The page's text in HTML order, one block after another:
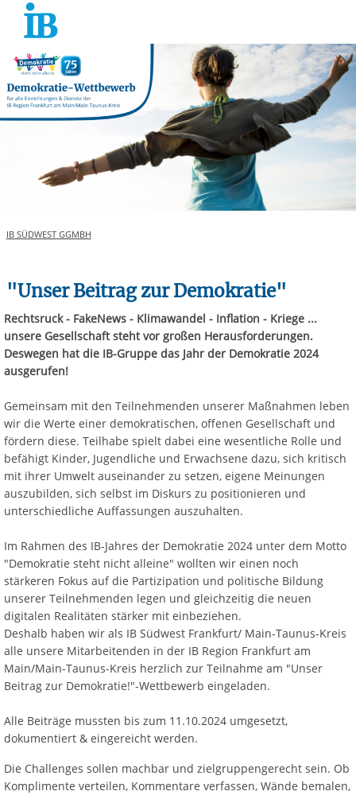
Springe zum Inhalt
IB SÜDWEST GGMBH
"Unser Beitrag zur Demokratie"
Rechtsruck - FakeNews - Klimawandel - Inflation - Kriege ...
unsere Gesellschaft steht vor großen Herausforderungen.
Deswegen hat die IB-Gruppe das Jahr der Demokratie 2024
ausgerufen!
Gemeinsam mit den Teilnehmenden unserer Maßnahmen leben
wir die Werte einer demokratischen, offenen Gesellschaft und
fördern diese. Teilhabe spielt dabei eine wesentliche Rolle und
befähigt Kinder, Jugendliche und Erwachsene dazu, sich kritisch
mit ihrer Umwelt auseinander zu setzen, eigene Meinungen
auszubilden, sich selbst im Diskurs zu positionieren und
unterschiedliche Auffassungen auszuhalten.
Im Rahmen des IB-Jahres der Demokratie 2024 unter dem Motto
"Demokratie steht nicht alleine" wollten wir einen noch
stärkeren Fokus auf die Partizipation und politische Bildung
unserer Teilnehmenden legen und gleichzeitig die neuen
digitalen Realitäten stärker mit einbeziehen.
Deshalb haben wir als IB Südwest Frankfurt/ Main-Taunus-Kreis
alle unsere Mitarbeitenden in der IB Region Frankfurt am
Main/Main-Taunus-Kreis herzlich zur Teilnahme am "Unser
Beitrag zur Demokratie!"-Wettbewerb eingeladen.
Alle Beiträge mussten bis zum 11.10.2024 umgesetzt,
dokumentiert & eingereicht werden.
Die Challenges sollen machbar und zielgruppengerecht sein. Ob
Komplimente verteilen, Kommentare verfassen, Wände bemalen,